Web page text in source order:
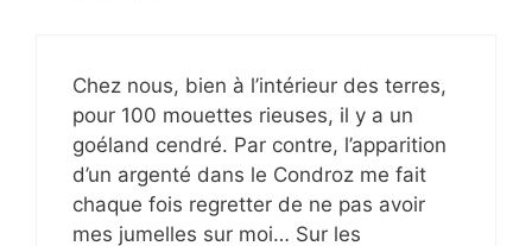
Chez nous, bien à l’intérieur des terres,
pour 100 mouettes rieuses, il y a un
goéland cendré. Par contre, l’apparition
d’un argenté dans le Condroz me fait
chaque fois regretter de ne pas avoir
mes jumelles sur moi… Sur les